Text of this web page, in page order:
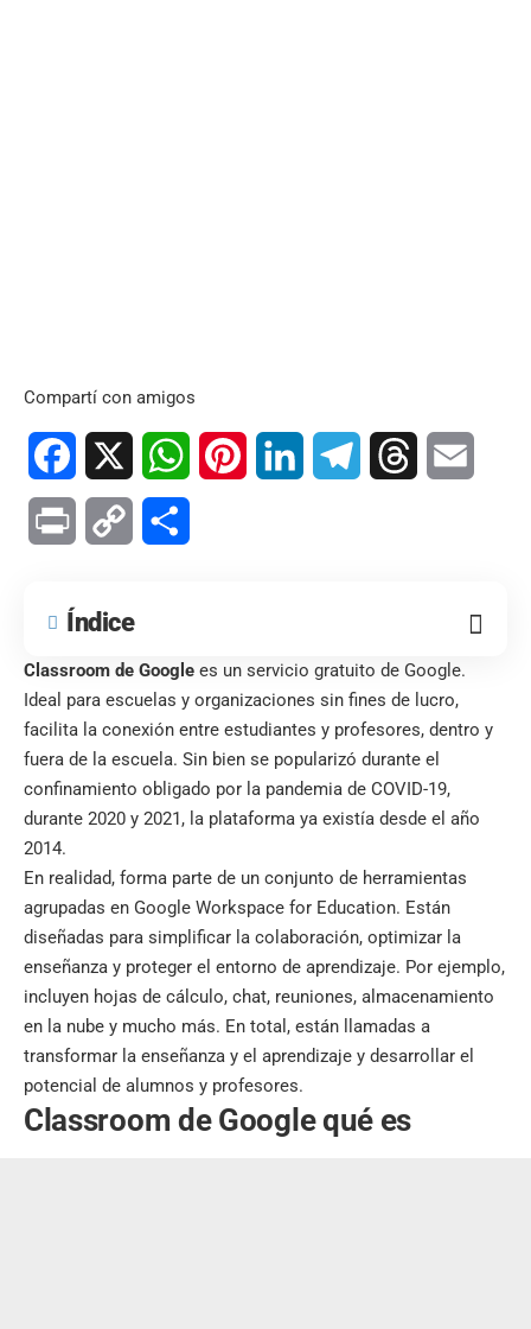
Compartí con amigos
Facebook WhatsAppPinterest LinkedIn TelegramThreads
Print Copy
Índice
Classroom de Google es un servicio gratuito de Google.
Ideal para escuelas y organizaciones sin fines de lucro,
facilita la conexión entre estudiantes y profesores, dentro y
fuera de la escuela. Sin bien se popularizó durante el
confinamiento obligado por la pandemia de COVID-19,
durante 2020 y 2021, la plataforma ya existía desde el año
2014.
En realidad, forma parte de un conjunto de herramientas
agrupadas en Google Workspace for Education. Están
diseñadas para simplificar la colaboración, optimizar la
enseñanza y proteger el entorno de aprendizaje. Por ejemplo,
incluyen hojas de cálculo, chat, reuniones, almacenamiento
en la nube y mucho más. En total, están llamadas a
transformar la enseñanza y el aprendizaje y desarrollar el
potencial de alumnos y profesores.
Classroom de Google qué es